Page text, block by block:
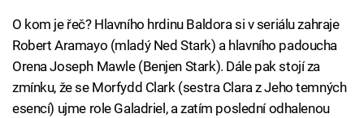
O kom je řeč? Hlavního hrdinu Baldora si v seriálu zahraje
Robert Aramayo (mladý Ned Stark) a hlavního padoucha
Orena Joseph Mawle (Benjen Stark). Dále pak stojí za
zmínku, že se Morfydd Clark (sestra Clara z Jeho temných
esencí) ujme role Galadriel, a zatím poslední odhalenou